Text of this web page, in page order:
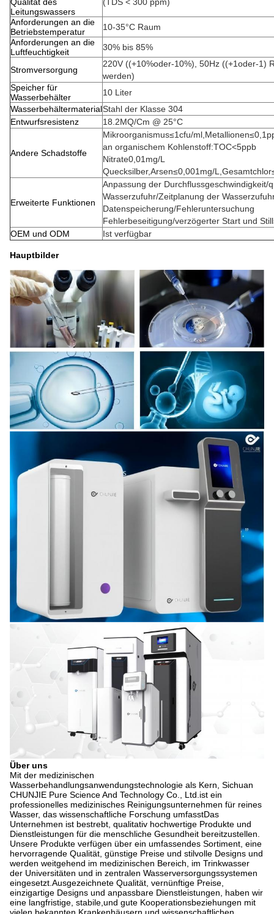
Leitungswassers
Anforderungen an die
Betriebstemperatur
10-35°C Raum
Anforderungen an die
Luftfeuchtigkeit
30% bis 85%
Stromversorgung
220V ((+10%oder-10%), 50Hz ((+1oder-1)
werden)
Speicher für
Wasserbehälter
10 Liter
WasserbehältermaterialStahl der Klasse 304
Entwurfsresistenz
18.2MQ/Cm @ 25°C
Andere Schadstoffe
Mikroorganismus≤1cfu/
an organischem Kohlenstoff:TOC<5ppb
Nitrate0,01mg/L
Quecksilber,Arsen≤0,001mg/
Erweiterte Funktionen
Anpassung der Durchflussgeschwindigkeit/
Wasserzufuhr/Zeitplanung der
Datenspeicherung/Fehleruntersuchung
Fehlerbeseitigung/verzögerter Start und
OEM und ODM
Ist verfügbar
Hauptbilder
Über uns
Mit der medizinischen
Wasserbehandlungsanwendungstechnologie als Kern, Sichuan
CHUNJIE Pure Science And Technology Co., Ltd.ist ein
professionelles medizinisches Reinigungsunternehmen für reines
Wasser, das wissenschaftliche Forschung umfasstDas
Unternehmen ist bestrebt, qualitativ hochwertige Produkte und
Dienstleistungen für die menschliche Gesundheit bereitzustellen.
Unsere Produkte verfügen über ein umfassendes Sortiment, eine
hervorragende Qualität, günstige Preise und stilvolle Designs und
werden weitgehend im medizinischen Bereich, im Trinkwasser
der Universitäten und in zentralen Wasserversorgungssystemen
eingesetzt.Ausgezeichnete Qualität, vernünftige Preise,
einzigartige Designs und anpassbare Dienstleistungen, haben wir
eine langfristige, stabile,und gute Kooperationsbeziehungen mit